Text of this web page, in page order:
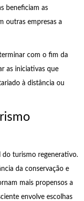
beneficiam as
outras empresas a
com o fim da
as iniciativas que
à distância ou
do turismo regenerativo.
da conservação e
mais propensos a
envolve escolhas